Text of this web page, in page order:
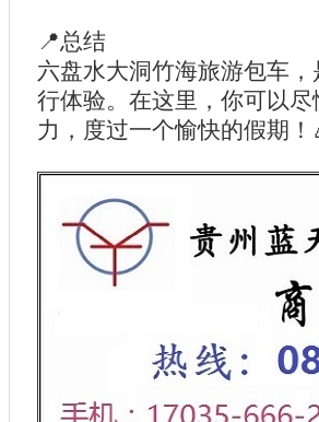
📍总结
六盘水大洞竹海旅游包车
行体验。在这里，你可以
力，度过一个愉快的假期